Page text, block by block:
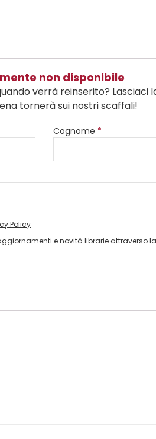
non disponibile
verrà reinserito? Lasciaci
tornerà sui nostri scaffali!
Cognome *
Policy
e novità librarie attraverso la